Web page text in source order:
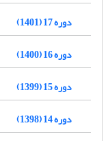
دوره 17 (1401)
دوره 16 (1400)
دوره 15 (1399)
دوره 14 (1398)